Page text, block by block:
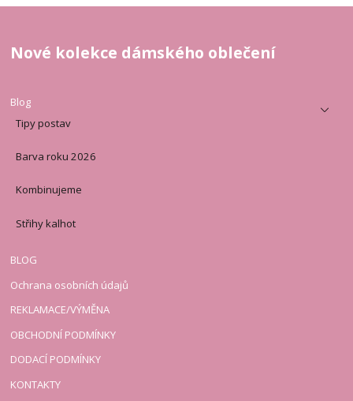
Nové kolekce dámského oblečení
Blog
Tipy postav
Barva roku 2026
Kombinujeme
Střihy kalhot
BLOG
Ochrana osobních údajů
REKLAMACE/VÝMĚNA
OBCHODNÍ PODMÍNKY
DODACÍ PODMÍNKY
KONTAKTY